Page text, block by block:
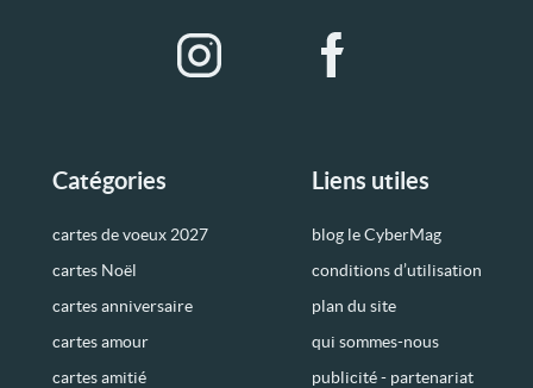
Catégories
cartes de voeux 2027
cartes Noël
cartes anniversaire
cartes amour
cartes amitié
Liens utiles
blog le CyberMag
conditions d’utilisation
plan du site
qui sommes-nous
publicité - partenariat